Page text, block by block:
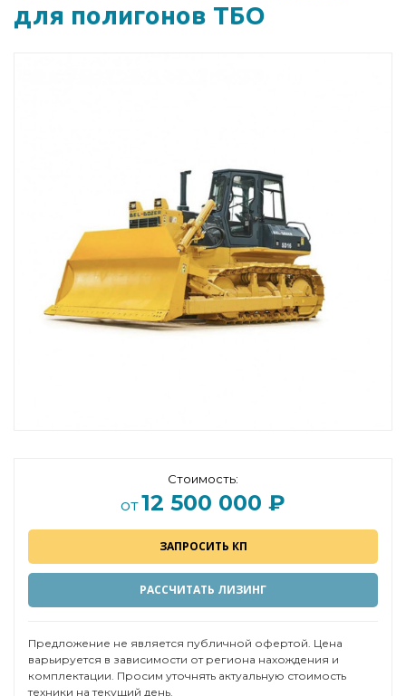
для полигонов ТБО
Стоимость:
от12 500 000 ₽
ЗАПРОСИТЬ КП
РАССЧИТАТЬ ЛИЗИНГ
Предложение не является публичной офертой. Цена
варьируется в зависимости от региона нахождения и
комплектации. Просим уточнять актуальную стоимость
техники на текущий день.